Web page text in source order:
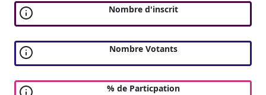
Nombre d'inscrit
Nombre Votants
% de Particpation